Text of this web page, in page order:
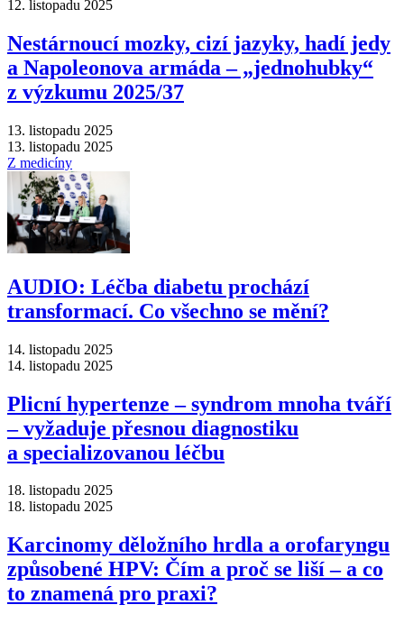
12. listopadu 2025
Nestárnoucí mozky, cizí jazyky, hadí jedy
a Napoleonova armáda –⁠ „jednohubky“
z výzkumu 2025/37
13. listopadu 2025
13. listopadu 2025
Z medicíny
AUDIO: Léčba diabetu prochází
transformací. Co všechno se mění?
14. listopadu 2025
14. listopadu 2025
Plicní hypertenze –⁠ syndrom mnoha tváří
–⁠ vyžaduje přesnou diagnostiku
a specializovanou léčbu
18. listopadu 2025
18. listopadu 2025
Karcinomy děložního hrdla a orofaryngu
způsobené HPV: Čím a proč se liší –⁠ a co
to znamená pro praxi?